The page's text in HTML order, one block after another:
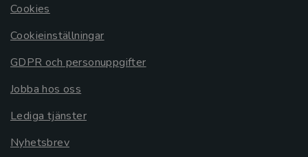
Cookies
Cookieinställningar
GDPR och personuppgifter
Jobba hos oss
Lediga tjänster
Nyhetsbrev